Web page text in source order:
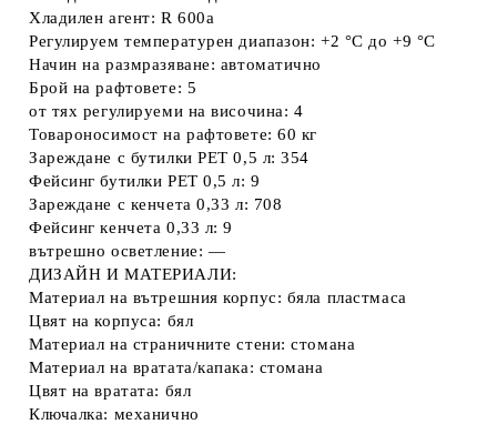
Хладилен агент: R 600a
Регулируем температурен диапазон: +2 °C до +9 °C
Начин на размразяване: автоматично
Брой на рафтовете: 5
от тях регулируеми на височина: 4
Товароносимост на рафтовете: 60 кг
Зареждане с бутилки PET 0,5 л: 354
Фейсинг бутилки PET 0,5 л: 9
Зареждане с кенчета 0,33 л: 708
Фейсинг кенчета 0,33 л: 9
вътрешно осветление: —
ДИЗАЙН И МАТЕРИАЛИ:
Материал на вътрешния корпус: бяла пластмаса
Цвят на корпуса: бял
Материал на страничните стени: стомана
Материал на вратата/капака: стомана
Цвят на вратата: бял
Ключалка: механично